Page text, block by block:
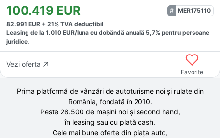
100.419 EUR
MER175110
82.991 EUR + 21% TVA deductibil
Leasing de la 1.010 EUR/luna cu dobăndă anuală 5,7% pentru persoane
juridice.
Vezi oferta
Favorite
Prima platformă de vânzări de autoturisme noi și rulate din
România, fondată în 2010.
Peste 28.500 demașini noi și second hand,
în leasing sau cu plată cash.
Cele mai bune oferte din piața auto,